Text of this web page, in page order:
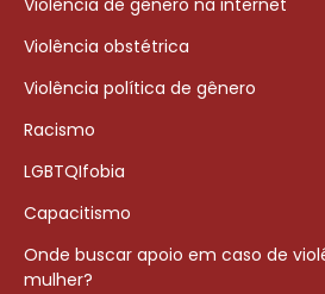
Violência de gênero na internet
Violência obstétrica
Violência política de gênero
Racismo
LGBTQIfobia
Capacitismo
Onde buscar apoio em caso de
mulher?